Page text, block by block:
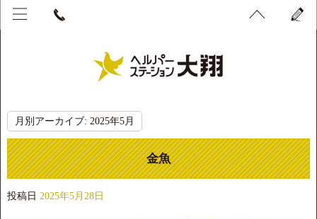
月別アーカイブ: 2025年5月
金魚
投稿日 2025年5月28日